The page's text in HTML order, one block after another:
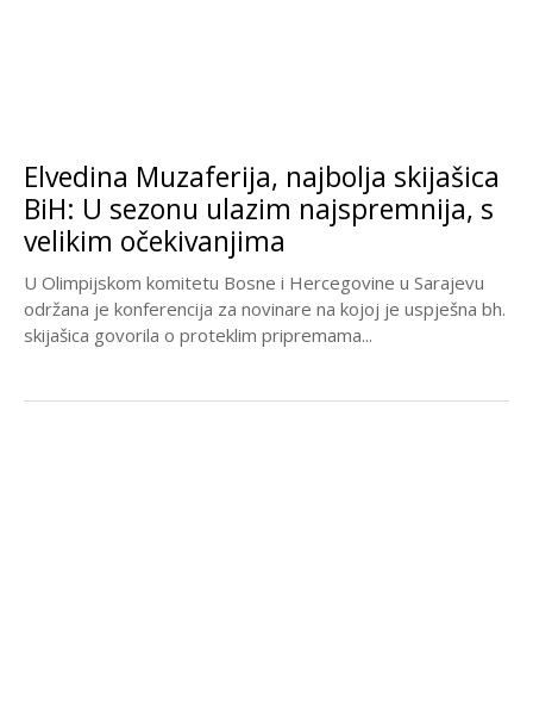
Elvedina Muzaferija, najbolja skijašica
BiH: U sezonu ulazim najspremnija, s
velikim očekivanjima
U Olimpijskom komitetu Bosne i Hercegovine u Sarajevu
održana je konferencija za novinare na kojoj je uspješna bh.
skijašica govorila o proteklim pripremama...